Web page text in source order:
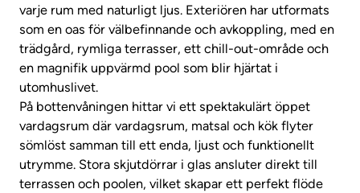
varje rum med naturligt ljus. Exteriören har utformats
som en oas för välbefinnande och avkoppling, med en
trädgård, rymliga terrasser, ett chill-out-område och
en magnifik uppvärmd pool som blir hjärtat i
utomhuslivet.
På bottenvåningen hittar vi ett spektakulärt öppet
vardagsrum där vardagsrum, matsal och kök flyter
sömlöst samman till ett enda, ljust och funktionellt
utrymme. Stora skjutdörrar i glas ansluter direkt till
terrassen och poolen, vilket skapar ett perfekt flöde